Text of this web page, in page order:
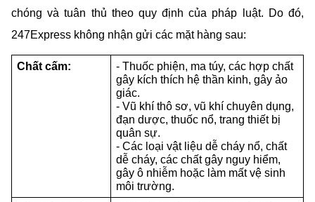
chóng và tuân thủ theo quy định của pháp luật. Do đó,
247Express không nhận gửi các mặt hàng sau:
Chất cấm:
- Thuốc phiện, ma túy, các hợp chất
gây kích thích hệ thần kinh, gây ảo
giác.
- Vũ khí thô sơ, vũ khí chuyên dụng,
đạn dược, thuốc nổ, trang thiết bị
quân sự.
- Các loại vật liệu dễ cháy nổ, chất
dễ cháy, các chất gây nguy hiểm,
gây ô nhiễm hoặc làm mất vệ sinh
môi trường.